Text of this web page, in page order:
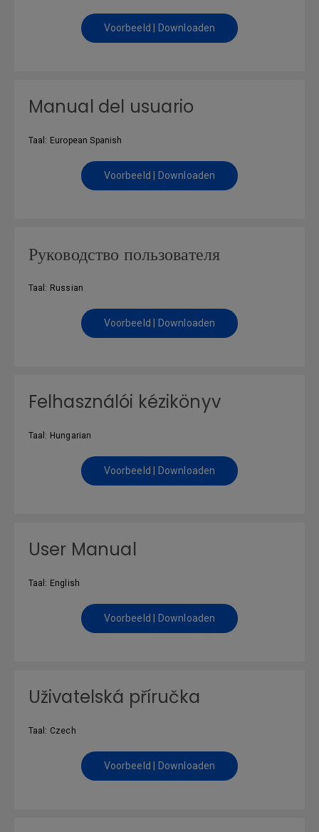
Voorbeeld | Downloaden
Manual del usuario
Taal: European Spanish
Voorbeeld | Downloaden
Руководство пользователя
Taal: Russian
Voorbeeld | Downloaden
Felhasználói kézikönyv
Taal: Hungarian
Voorbeeld | Downloaden
User Manual
Taal: English
Voorbeeld | Downloaden
Uživatelská příručka
Taal: Czech
Voorbeeld | Downloaden